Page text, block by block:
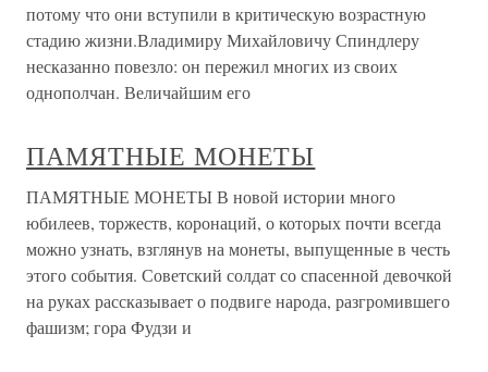
потому что они вступили в критическую возрастную
стадию жизни.Владимиру Михайловичу Спиндлеру
несказанно повезло: он пережил многих из своих
однополчан. Величайшим его
ПАМЯТНЫЕ МОНЕТЫ
ПАМЯТНЫЕ МОНЕТЫ В новой истории много
юбилеев, торжеств, коронаций, о которых почти всегда
можно узнать, взглянув на монеты, выпущенные в честь
этого события. Советский солдат со спасенной девочкой
на руках рассказывает о подвиге народа, разгромившего
фашизм; гора Фудзи и